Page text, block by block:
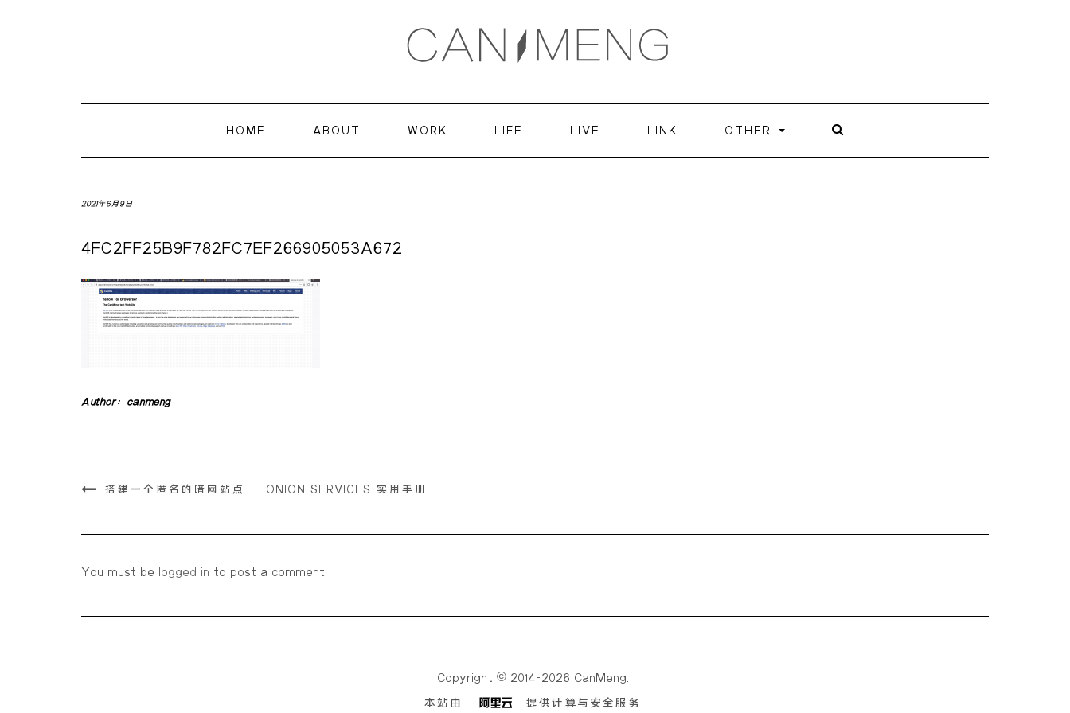
HOME ABOUT WORK LIFE LIVE LINK OTHER
2021年6月9日
4FC2FF25B9F782FC7EF266905053A672
Author: canmeng
搭建一个匿名的暗网站点 – ONION SERVICES 实用手册
You must be logged in to post a comment.
Copyright © 2014-2026 CanMeng.
本站由
提供计算与安全服务.